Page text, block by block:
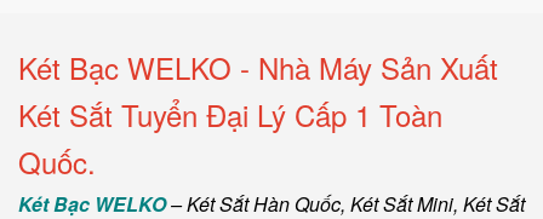
Két Bạc WELKO - Nhà Máy Sản Xuất
Két Sắt Tuyển Đại Lý Cấp 1 Toàn
Quốc.
Két Bạc WELKO–Két Sắt Hàn Quốc, Két Sắt Mini, Két Sắt